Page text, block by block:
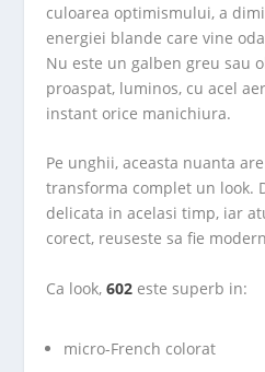
culoarea optimismului, a
energiei blande care vine
Nu este un galben greu sau
proaspat, luminos, cu acel
instant orice manichiura.
Pe unghii, aceasta nuanta
transforma complet un look.
delicata in acelasi timp, iar
corect, reuseste sa fie
Ca look,602 este superb in:
micro-French colorat